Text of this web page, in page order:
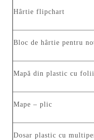
Hârtie flipchart
Bloc de hârtie pentru
Mapă din plastic cu folii
Mape – plic
Dosar plastic cu